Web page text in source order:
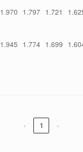
1.970 1.797 1.721
1.945 1.774 1.699
‹ 1 ›